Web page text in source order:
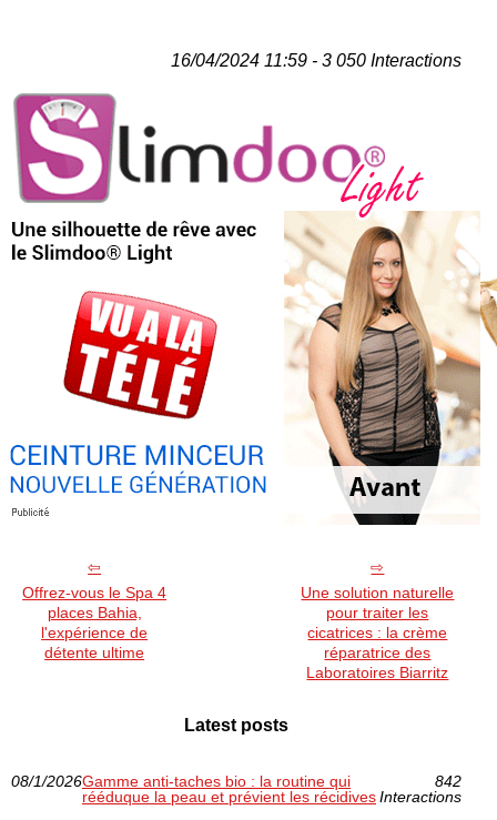
16/04/2024 11:59 - 3 050 Interactions
Offrez-vous le Spa 4
places Bahia,
l'expérience de
détente ultime
Une solution naturelle
pour traiter les
cicatrices : la crème
réparatrice des
Laboratoires Biarritz
Latest posts
08/1/2026Gamme anti‑taches bio : la routine qui
rééduque la peau et prévient les récidives
842
Interactions